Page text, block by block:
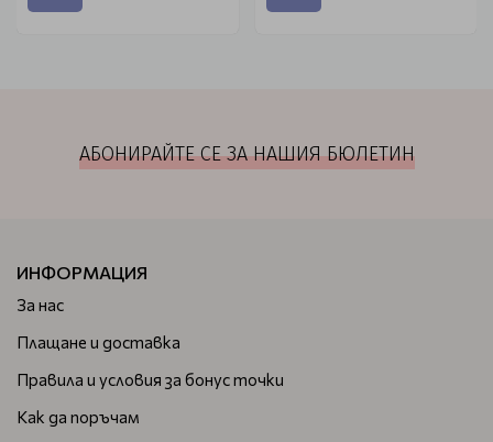
АБОНИРАЙТЕ СЕ ЗА НАШИЯ БЮЛЕТИН
ИНФОРМАЦИЯ
За нас
Плащане и доставка
Правила и условия за бонус точки
Как да поръчам